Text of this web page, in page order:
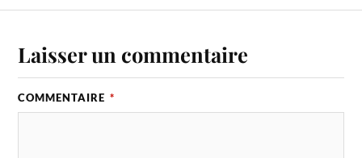
Laisser un commentaire
COMMENTAIRE *